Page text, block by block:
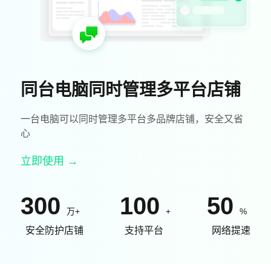
同台电脑同时管理多平台店铺
一台电脑可以同时管理多平台多品牌店铺，安全又省
心
立即使用 →
300 万+
安全防护店铺
100 +
支持平台
50 %
网络提速